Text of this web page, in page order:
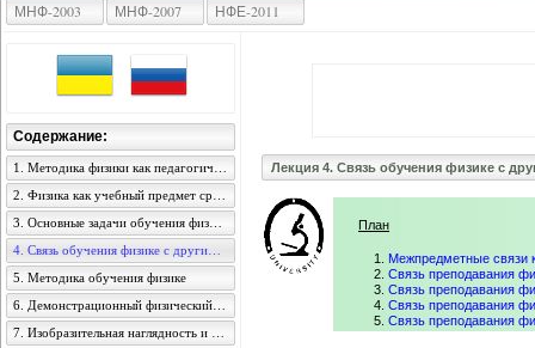
МНФ-2003 МНФ-2007 НФЕ-2011
Лекция 4. Связь обучения физике с
План
Межпредметные связи
Связь преподавания
Связь преподавания
Связь преподавания
Связь преподавания
Содержание:
5. Методика обучения физике